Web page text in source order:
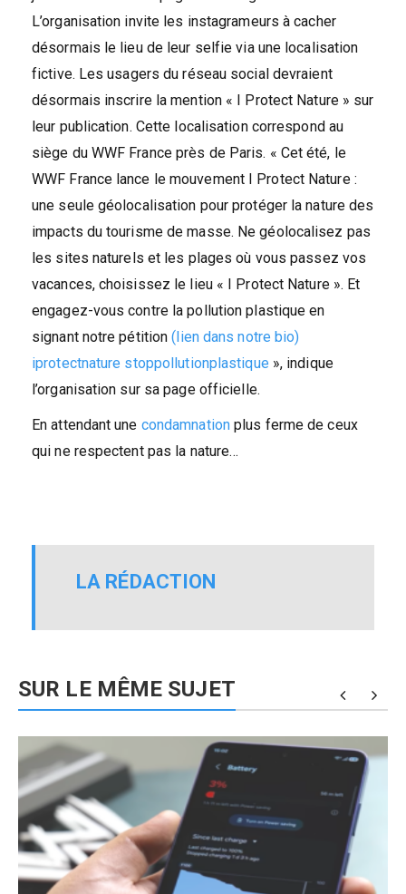
L’organisation invite les instagrameurs à cacher
désormais le lieu de leur selfie via une localisation
fictive. Les usagers du réseau social devraient
désormais inscrire la mention « I Protect Nature » sur
leur publication. Cette localisation correspond au
siège du WWF France près de Paris. « Cet été, le
WWF France lance le mouvement I Protect Nature :
une seule géolocalisation pour protéger la nature des
impacts du tourisme de masse. Ne géolocalisez pas
les sites naturels et les plages où vous passez vos
vacances, choisissez le lieu « I Protect Nature ». Et
engagez-vous contre la pollution plastique en
signant notre pétition (lien dans notre bio)
iprotectnature stoppollutionplastique », indique
l’organisation sur sa page officielle.
En attendant une condamnationplus ferme de ceux
qui ne respectent pas la nature…
LA RÉDACTION
SUR LE MÊME SUJET